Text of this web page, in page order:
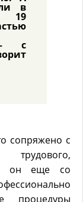
в
19
– с
сопряжено с
он еще со
процедуры